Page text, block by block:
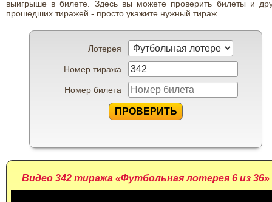
выигрыше в билете. Здесь вы можете проверить билеты и
прошедших тиражей - просто укажите нужный тираж.
Лотерея
Номер тиража
Номер билета
ПРОВЕРИТЬ
Видео 342 тиража «Футбольная лотерея 6 из 36»